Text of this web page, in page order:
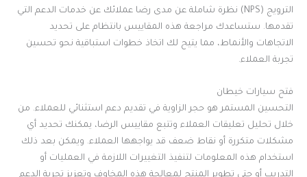
الترويج (NPS) نظرة شاملة عن مدى رضا عملائك عن خدمات الدعم التي
تقدمها. ستساعدك مراجعة هذه المقاييس بانتظام على تحديد
الاتجاهات والأنماط، مما يتيح لك اتخاذ خطوات استباقية نحو تحسين
تجربة العملاء.
فتح سيارات خيطان
التحسين المستمر هو حجر الزاوية في تقديم دعم استثنائي للعملاء. من
خلال تحليل تعليقات العملاء وتتبع مقاييس الرضا، يمكنك تحديد أي
مشكلات متكررة أو نقاط ضعف قد يواجهها العملاء. ويمكن بعد ذلك
استخدام هذه المعلومات لتنفيذ التغييرات اللازمة في العمليات أو